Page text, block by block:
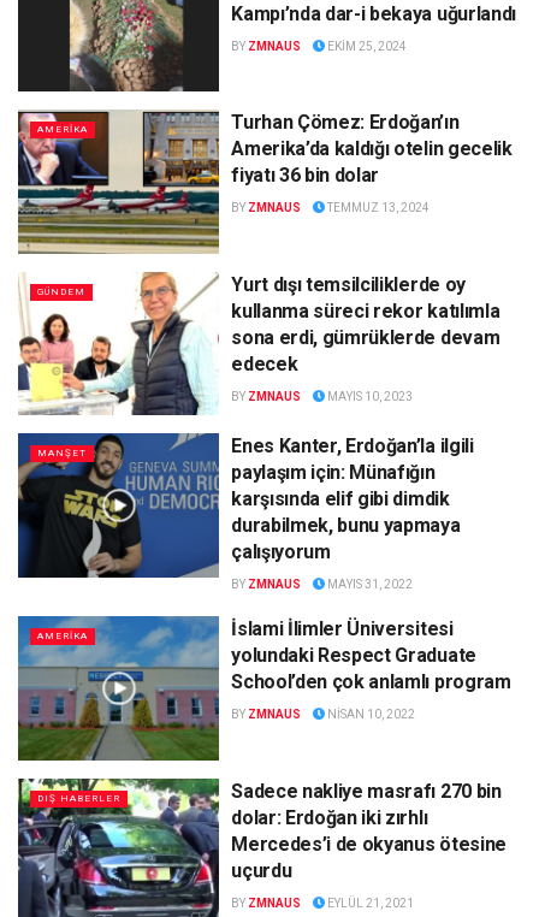
Kampı’nda dar-i bekaya uğurlandı
BY ZMNAUS EKIM 25, 2024
AMERİKA
Turhan Çömez: Erdoğan’ın
Amerika’da kaldığı otelin gecelik
fiyatı 36 bin dolar
BY ZMNAUS TEMMUZ 13, 2024
GÜNDEM
Yurt dışı temsilciliklerde oy
kullanma süreci rekor katılımla
sona erdi, gümrüklerde devam
edecek
BY ZMNAUS MAYIS 10, 2023
MANŞET
Enes Kanter, Erdoğan’la ilgili
paylaşım için: Münafığın
karşısında elif gibi dimdik
durabilmek, bunu yapmaya
çalışıyorum
BY ZMNAUS MAYIS 31, 2022
AMERİKA
İslami İlimler Üniversitesi
yolundaki Respect Graduate
School’den çok anlamlı program
BY ZMNAUS NISAN 10, 2022
DIŞ HABERLER
Sadece nakliye masrafı 270 bin
dolar: Erdoğan iki zırhlı
Mercedes’i de okyanus ötesine
uçurdu
BY ZMNAUS EYLÜL 21, 2021